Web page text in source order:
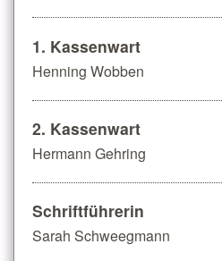
1. Kassenwart
Henning Wobben
2. Kassenwart
Hermann Gehring
Schriftführerin
Sarah Schweegmann